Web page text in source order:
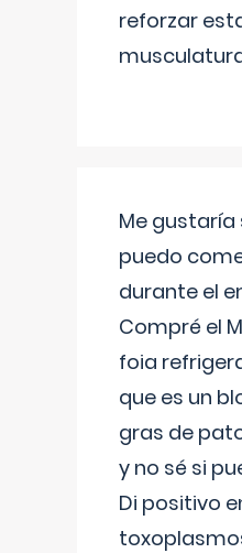
reforzar
Me gustaría
puedo
durante el
Compré el
foia
que es un
gras de
y no sé si
Di positivo